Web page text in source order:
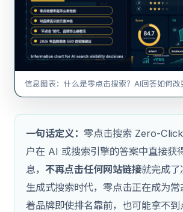
信息图表：什么是零点击搜索？AI回答如何改
一句话定义： 零点击搜索 Zero-
户在 AI 或搜索引擎的答案中直接获
息， 不再点击任何网站链接就完成
生成式搜索时代，零点击正在成为
着品牌即使排名靠前，也可能拿不到